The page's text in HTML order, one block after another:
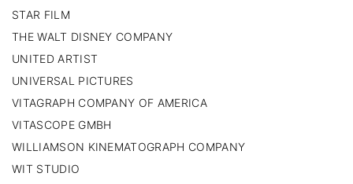
STAR FILM
THE WALT DISNEY COMPANY
UNITED ARTIST
UNIVERSAL PICTURES
VITAGRAPH COMPANY OF AMERICA
VITASCOPE GMBH
WILLIAMSON KINEMATOGRAPH COMPANY
WIT STUDIO